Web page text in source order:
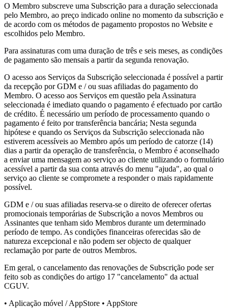
O Membro subscreve uma Subscrição para a duração seleccionada
pelo Membro, ao preço indicado online no momento da subscrição e
de acordo com os métodos de pagamento propostos no Website e
escolhidos pelo Membro.
Para assinaturas com uma duração de três e seis meses, as condições
de pagamento são mensais a partir da segunda renovação.
O acesso aos Serviços da Subscrição seleccionada é possível a partir
da recepção por GDM e / ou suas afiliadas do pagamento do
Membro. O acesso aos Serviços em questão pela Assinatura
seleccionada é imediato quando o pagamento é efectuado por cartão
de crédito. É necessário um período de processamento quando o
pagamento é feito por transferência bancária; Nesta segunda
hipótese e quando os Serviços da Subscrição seleccionada não
estiverem acessíveis ao Membro após um período de catorze (14)
dias a partir da operação de transferência, o Membro é aconselhado
a enviar uma mensagem ao serviço ao cliente utilizando o formulário
acessível a partir da sua conta através do menu "ajuda", ao qual o
serviço ao cliente se compromete a responder o mais rapidamente
possível.
GDM e / ou suas afiliadas reserva-se o direito de oferecer ofertas
promocionais temporárias de Subscrição a novos Membros ou
Assinantes que tenham sido Membros durante um determinado
período de tempo. As condições financeiras oferecidas são de
natureza excepcional e não podem ser objecto de qualquer
reclamação por parte de outros Membros.
Em geral, o cancelamento das renovações de Subscrição pode ser
feito sob as condições do artigo 17 "cancelamento" da actual
CGUV.
• Aplicação móvel / AppStore • AppStore